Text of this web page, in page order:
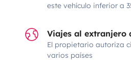
este vehículo inferior a
Viajes al extranjero
El propietario autoriza
varios países